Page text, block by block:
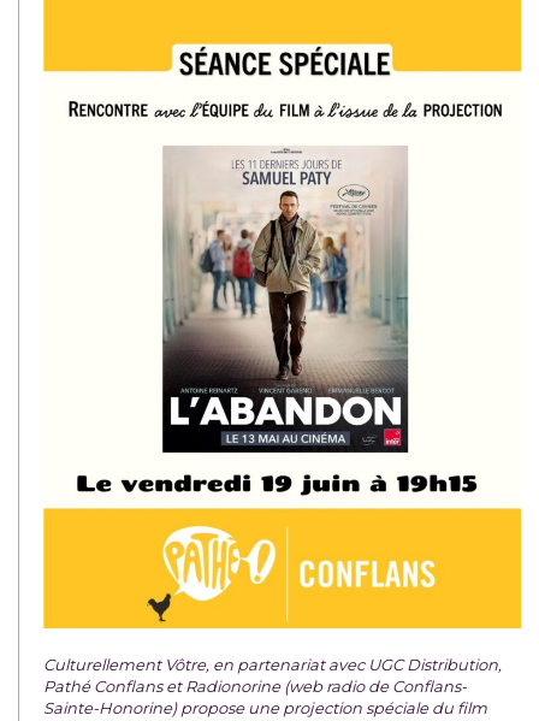
Culturellement Vôtre, en partenariat avec UGC Distribution,
Pathé Conflans et Radionorine (web radio de Conflans-
Sainte-Honorine) propose une projection spéciale du film